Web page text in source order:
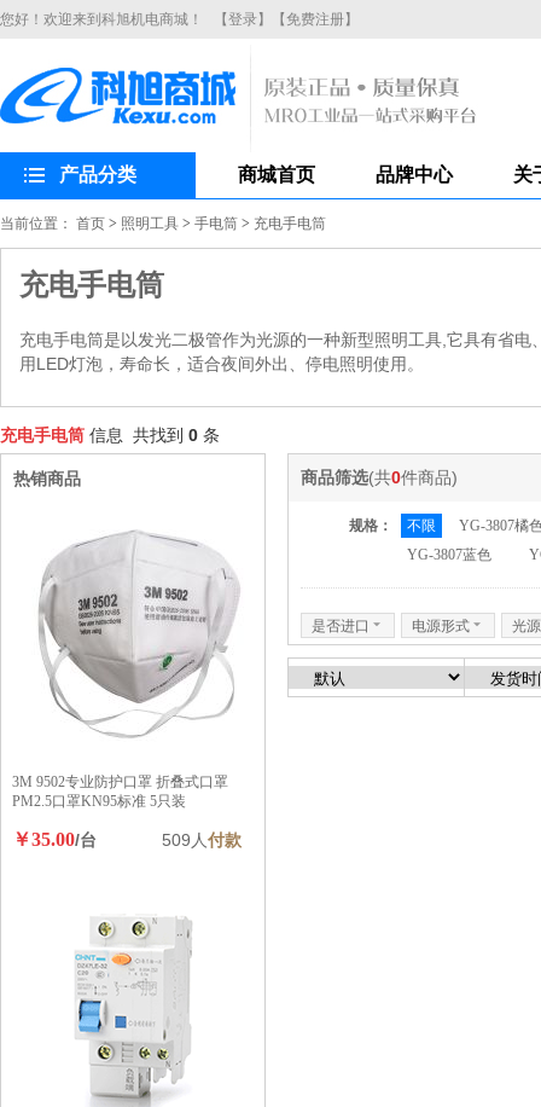
您好！欢迎来到科旭机电商城！ 【登录】 【免费注册】
产品分类 商城首页 品牌中心 关
当前位置： 首页 > 照明工具 > 手电筒 > 充电手电筒
充电手电筒
充电手电筒是以发光二极管作为光源的一种新型照明工具,它具有省
用LED灯泡，寿命长，适合夜间外出、停电照明使用。
充电手电筒 信息 共找到 0 条
商品筛选(共0件商品)
规格： 不限
YG-3807橘
YG-3807蓝色
是否进口 6 电源形式 6 光
热销商品
3M 9502专业防护口罩 折叠式口罩
PM2.5口罩KN95标准 5只装
￥35.00/台 509人付款